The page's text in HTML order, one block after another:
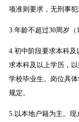
项准则要求，无刑事
3.年龄不超过30周岁（
4.初中阶段要求本科
求本科及以上学历，
学校毕业生。岗位具
规定。
5.以本地户籍为主。现